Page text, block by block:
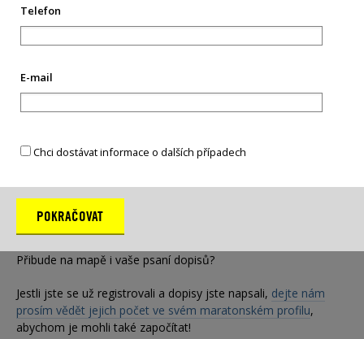
Mapa letošních maratonců
pomohly konkrétním lidem. Ukažme, že ani Česká republika
mapě znázorňuje jednoho člověka, který se v rámci letošního
Maratonu rozhodl napsat dopis nebo uspořádat dopisovou
akci a zapojit tak do psaní dopisů přátele, rodinu či veřejnost.
Přibude na mapě i vaše psaní dopisů?
Jestli jste se už registrovali a dopisy jste napsali, dejte nám
prosím vědět jejich počet ve svém maratonském profilu,
abychom je mohli také započítat!
Telefon
E-mail
Chci dostávat informace o dalších případech